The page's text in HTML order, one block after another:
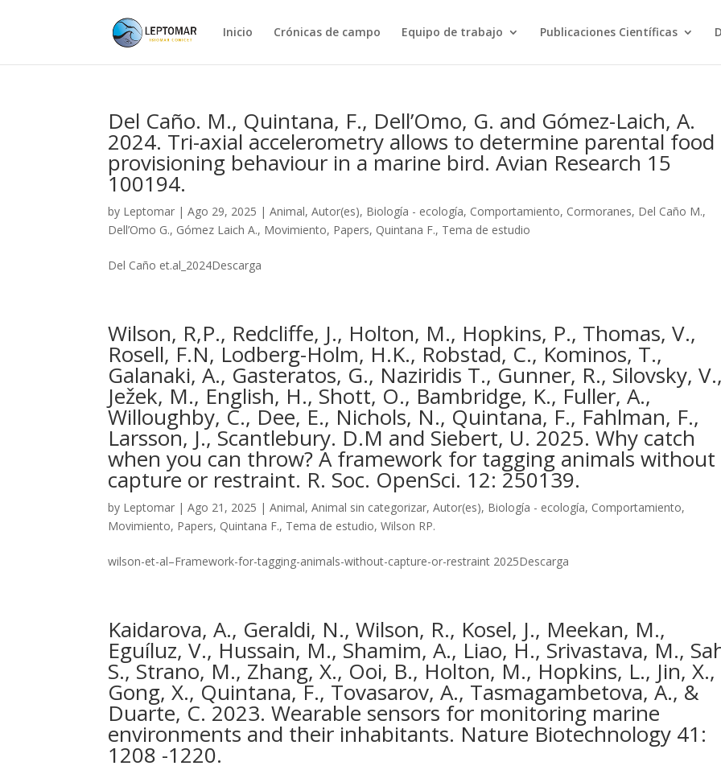
Inicio Crónicas de campo Equipo de trabajo Publicaciones Científicas
Del Caño. M., Quintana, F., Dell’Omo, G. and Gómez-Laich, A.
2024. Tri-axial accelerometry allows to determine parental food
provisioning behaviour in a marine bird. Avian Research 15
100194.
by Leptomar |Ago 29, 2025 |Animal,Autor(es), Biología - ecología, Comportamiento, Cormoranes, Del Caño M.,
Dell’Omo G., Gómez Laich A., Movimiento, Papers, Quintana F., Tema de estudio
Del Caño et.al_2024Descarga
Wilson, R,P., Redcliffe, J., Holton, M., Hopkins, P., Thomas, V.,
Rosell, F.N, Lodberg-Holm, H.K., Robstad, C., Kominos, T.,
Galanaki, A., Gasteratos, G., Naziridis T., Gunner, R., Silovsky, V.,
Ježek, M., English, H., Shott, O., Bambridge, K., Fuller, A.,
Willoughby, C., Dee, E., Nichols, N., Quintana, F., Fahlman, F.,
Larsson, J., Scantlebury. D.M and Siebert, U. 2025. Why catch
when you can throw? A framework for tagging animals without
capture or restraint. R. Soc. OpenSci. 12: 250139.
by Leptomar |Ago 21, 2025 |Animal,Animal sin categorizar,Autor(es), Biología - ecología, Comportamiento,
Movimiento, Papers, Quintana F., Tema de estudio,Wilson RP.
wilson-et-al–Framework-for-tagging-animals-without-capture-or-restraint 2025Descarga
Kaidarova, A., Geraldi, N., Wilson, R., Kosel, J., Meekan, M.,
Eguíluz, V., Hussain, M., Shamim, A., Liao, H., Srivastava, M.,
S., Strano, M., Zhang, X., Ooi, B., Holton, M., Hopkins, L., Jin, X.,
Gong, X., Quintana, F., Tovasarov, A., Tasmagambetova, A., &
Duarte, C. 2023. Wearable sensors for monitoring marine
environments and their inhabitants. Nature Biotechnology 41:
1208 -1220.